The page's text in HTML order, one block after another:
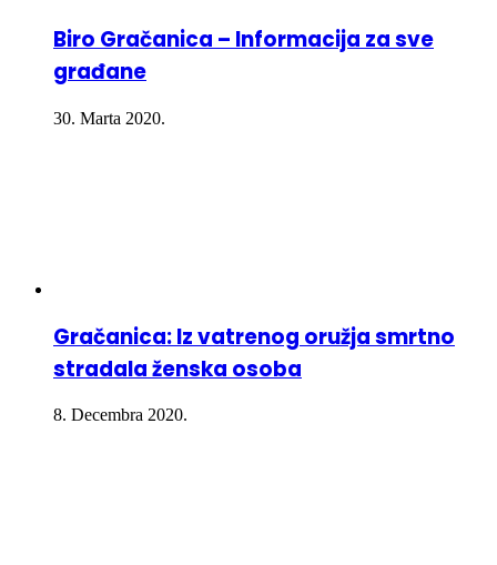
Biro Gračanica – Informacija za sve
građane
30. Marta 2020.
Gračanica: Iz vatrenog oružja smrtno
stradala ženska osoba
8. Decembra 2020.